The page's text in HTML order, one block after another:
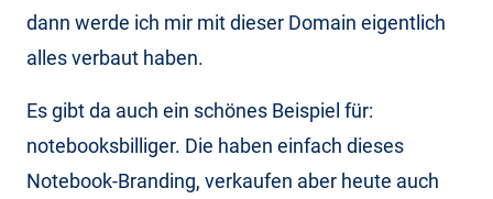
dann werde ich mir mit dieser Domain eigentlich
alles verbaut haben.
Es gibt da auch ein schönes Beispiel für:
notebooksbilliger. Die haben einfach dieses
Notebook-Branding, verkaufen aber heute auch